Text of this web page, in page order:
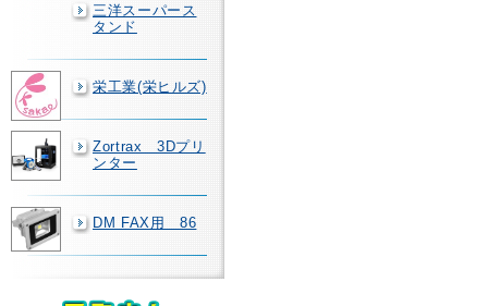
三洋スーパース
タンド
栄工業(栄ヒルズ)
Zortrax 3Dプリ
ンター
DM FAX用 86